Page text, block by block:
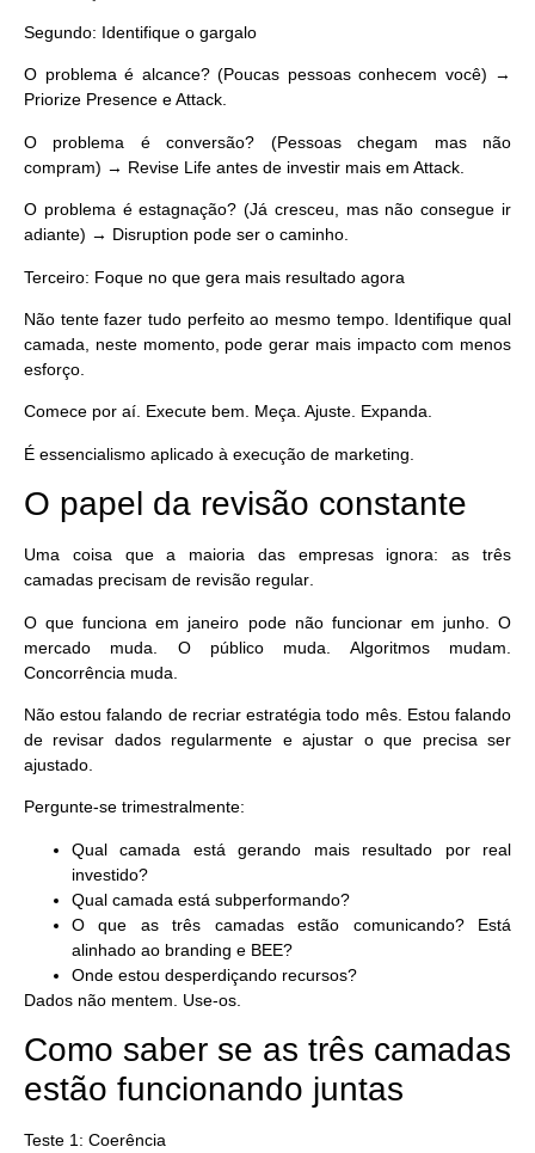
Segundo: Identifique o gargalo
O problema é alcance? (Poucas pessoas conhecem você) →
Priorize Presence e Attack.
O problema é conversão? (Pessoas chegam mas não
compram) → Revise Life antes de investir mais em Attack.
O problema é estagnação? (Já cresceu, mas não consegue ir
adiante) → Disruption pode ser o caminho.
Terceiro: Foque no que gera mais resultado agora
Não tente fazer tudo perfeito ao mesmo tempo. Identifique qual
camada, neste momento, pode gerar mais impacto com menos
esforço.
Comece por aí. Execute bem. Meça. Ajuste. Expanda.
É essencialismo aplicado à execução de marketing.
O papel da revisão constante
Uma coisa que a maioria das empresas ignora:as três
camadas precisam de revisão regular
O que funciona em janeiro pode não funcionar em junho. O
mercado muda. O público muda. Algoritmos mudam.
Concorrência muda.
Não estou falando de recriar estratégia todo mês. Estou falando
de revisar dados regularmente e ajustar o que precisa ser
ajustado.
Pergunte-se trimestralmente:
Qual camada está gerando mais resultado por real
investido?
Qual camada está subperformando?
O que as três camadas estão comunicando? Está
alinhado ao branding e BEE?
Onde estou desperdiçando recursos?
Dados não mentem. Use-os.
Como saber se as três camadas
estão funcionando juntas
Teste 1: Coerência